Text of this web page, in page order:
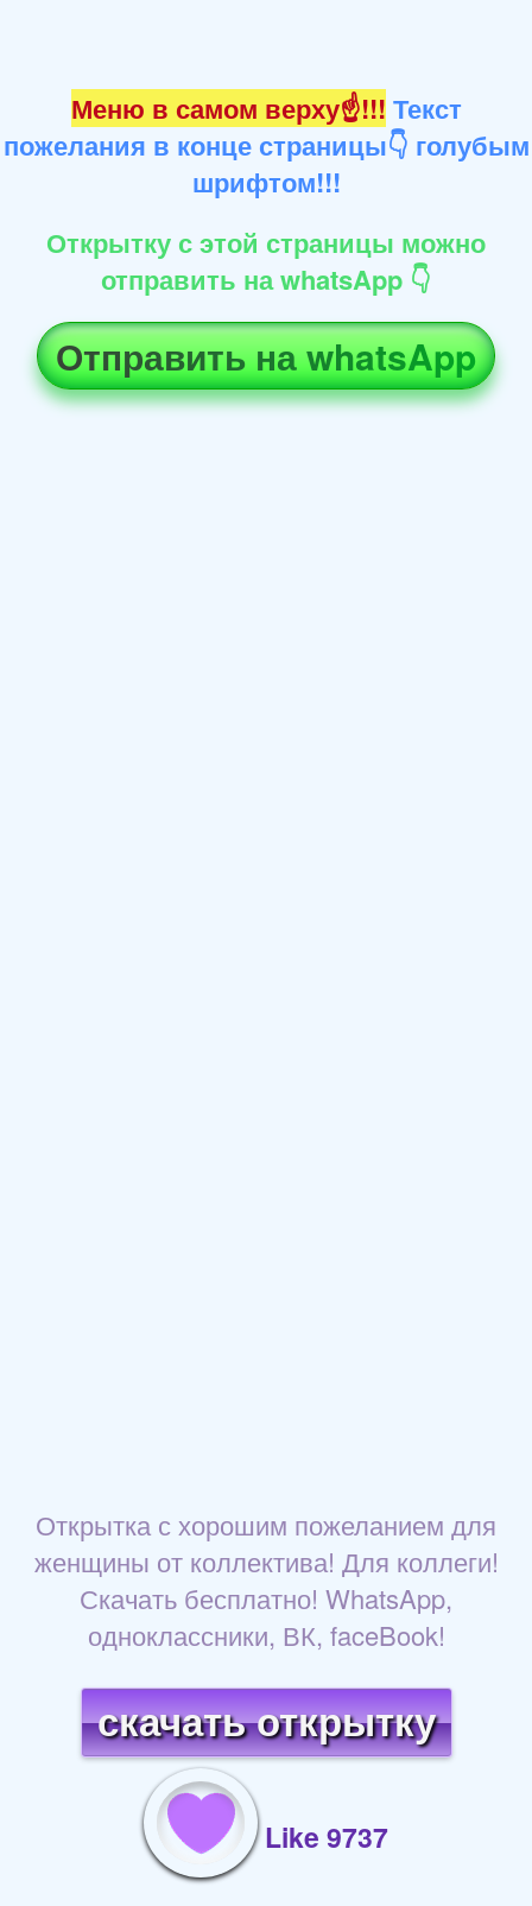
Меню в самом верху☝!!! Текст
пожелания в конце страницы👇 голубым
шрифтом!!!
Открытку с этой страницы можно
отправить на whatsApp 👇
Отправить на whatsApp
Открытка с хорошим пожеланием для
женщины от коллектива! Для коллеги!
Скачать бесплатно! WhatsApp,
одноклассники, ВК, faceBook!
скачать открытку
Like 9737